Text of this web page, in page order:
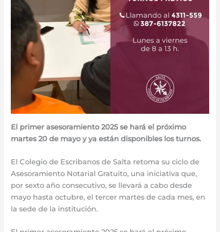
El primer asesoramiento 2025 se hará el próximo
martes 20 de mayo y ya están disponibles los turnos.
El Colegio de Escribanos de Salta retoma su ciclo de
Asesoramiento Notarial Gratuito, una iniciativa que,
por sexto año consecutivo, se llevará a cabo desde
mayo hasta octubre, el tercer martes de cada mes, en
la sede de la institución.